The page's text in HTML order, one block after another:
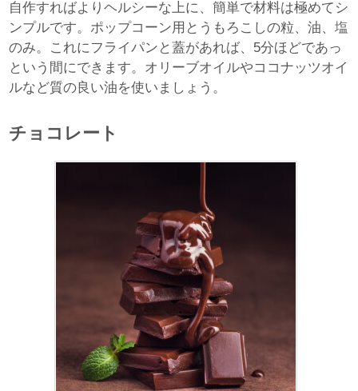
自作すればよりヘルシーな上に、簡単で材料は極めてシ
ンプルです。ポップコーン用とうもろこしの粒、油、塩
のみ。これにフライパンと蓋があれば、5分ほどであっ
という間にできます。オリーブオイルやココナッツオイ
ルなど質の良い油を使いましょう。
チョコレート